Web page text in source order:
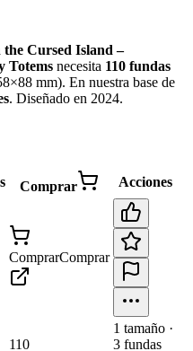
Cursed Island –
Totems necesita 110 fundas
mm). En nuestra base de
. Diseñado en 2024.
Comprar Acciones
ComprarComprar
110
1 tamaño ·
3 fundas